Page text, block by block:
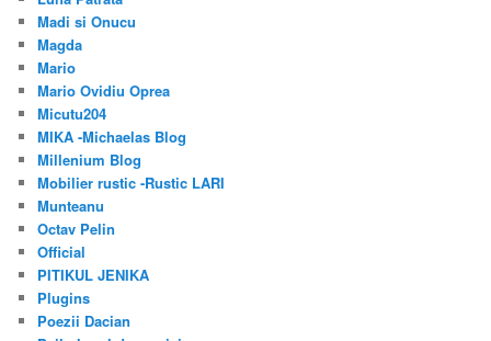
Madi si Onucu
Magda
Mario
Mario Ovidiu Oprea
Micutu204
MIKA -Michaelas Blog
Millenium Blog
Mobilier rustic -Rustic LARI
Munteanu
Octav Pelin
Official
PITIKUL JENIKA
Plugins
Poezii Dacian